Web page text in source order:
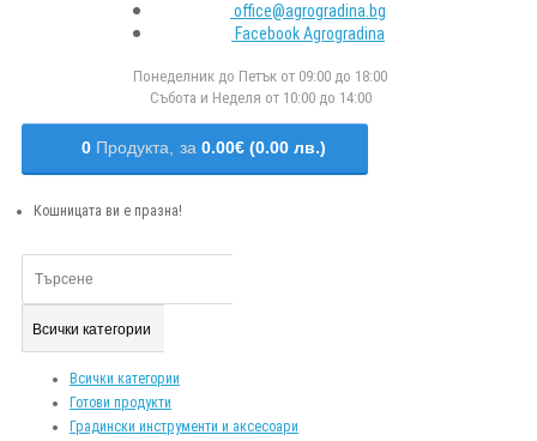
office@agrogradina.bg
Facebook Agrogradina
Понеделник до Петък от 09:00 до 18:00
Събота и Неделя от 10:00 до 14:00
0 Продукта, за 0.00€ (0.00 лв.)
Кошницата ви е празна!
Всички категории
Всички категории
Готови продукти
Градински инструменти и аксесоари